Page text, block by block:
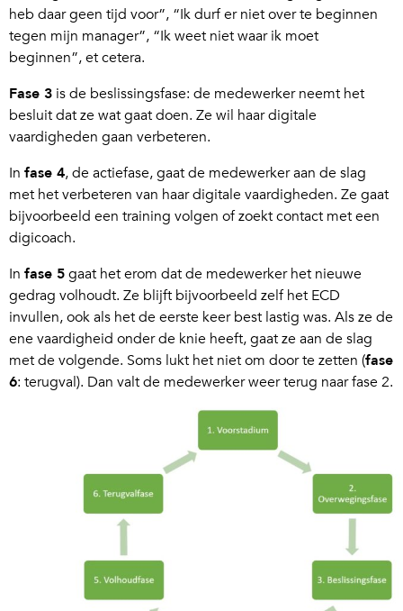
heb daar geen tijd voor”, “Ik durf er niet over te beginnen
tegen mijn manager”, “Ik weet niet waar ik moet
beginnen”, et cetera.
Fase 3 is de beslissingsfase: de medewerker neemt het
besluit dat ze wat gaat doen. Ze wil haar digitale
vaardigheden gaan verbeteren.
In fase 4, de actiefase, gaat de medewerker aan de slag
met het verbeteren van haar digitale vaardigheden. Ze gaat
bijvoorbeeld een training volgen of zoekt contact met een
digicoach.
In fase 5gaat het erom dat de medewerker het nieuwe
gedrag volhoudt. Ze blijft bijvoorbeeld zelf het ECD
invullen, ook als het de eerste keer best lastig was. Als ze de
ene vaardigheid onder de knie heeft, gaat ze aan de slag
met de volgende. Soms lukt het niet om door te zetten (fase
6: terugval). Dan valt de medewerker weer terug naar fase 2.